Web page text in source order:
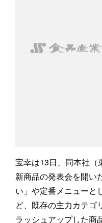
宝幸は13日、同本社（
新商品の発表会を開い
い」や定番メニューと
ど、既存の主力カテゴ
ラッシュアップした商